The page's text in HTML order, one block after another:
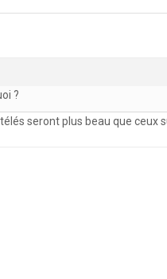
?
seront plus beau que ceux